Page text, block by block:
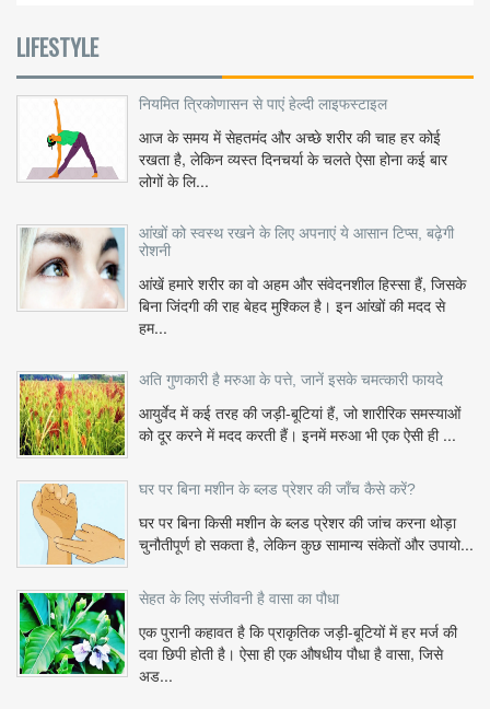
LIFESTYLE
नियमित त्रिकोणासन से पाएं हेल्दी लाइफस्टाइल
आज के समय में सेहतमंद और अच्छे शरीर की चाह हर कोई
रखता है, लेकिन व्यस्त दिनचर्या के चलते ऐसा होना कई बार
लोगों के लि...
आंखों को स्वस्थ रखने के लिए अपनाएं ये आसान टिप्स, बढ़ेगी
रोशनी
आंखें हमारे शरीर का वो अहम और संवेदनशील हिस्सा हैं, जिसके
बिना जिंदगी की राह बेहद मुश्किल है। इन आंखों की मदद से
हम...
अति गुणकारी है मरुआ के पत्ते, जानें इसके चमत्कारी फायदे
आयुर्वेद में कई तरह की जड़ी-बूटियां हैं, जो शारीरिक समस्याओं
को दूर करने में मदद करती हैं। इनमें मरुआ भी एक ऐसी ही ...
घर पर बिना मशीन के ब्लड प्रेशर की जाँच कैसे करें?
घर पर बिना किसी मशीन के ब्लड प्रेशर की जांच करना थोड़ा
चुनौतीपूर्ण हो सकता है, लेकिन कुछ सामान्य संकेतों और उपायो...
सेहत के लिए संजीवनी है वासा का पौधा
एक पुरानी कहावत है कि प्राकृतिक जड़ी-बूटियों में हर मर्ज की
दवा छिपी होती है। ऐसा ही एक औषधीय पौधा है वासा, जिसे
अड...